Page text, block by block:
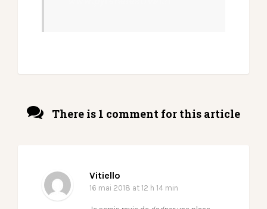
There is 1 comment for this article
Vitiello
16 mai 2018 at 12 h 14 min